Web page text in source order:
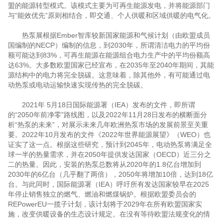
盟的能源转型模式。该模式主要为可再生能源发电，并将能源部门
与“能效优先”原则相结合，即交通、个人供暖和区域供暖的电气化。
热泵展根据Ember智库较新国家能源和气候计划（由欧盟成员
国编制的NECP）编制的信息，到2030年，所谓清洁电力的平均份
额可能达到83%，可再生能源在能源组合电力生产中的平均份额高
达63%。大多数欧盟国家已经宣布，在2035年至2040年期间，其能
源结构中的电力将完全脱碳。这意味着，除其他外，有可能通过电
动热泵或电动运输快速实现传热的完全脱碳。
2021年 5月18日国际能源署（IEA）发布的文件，即所谓
的“2050年前净零”路线图，以及2022年11月28日发布的横断面分
析“热泵的未来”，对展示未来几年欧洲热泵市场的发展前景至关重
要。2022年10月发布的文件《2022年世界能源展望》（WEO）也
证实了这一点。根据这些研究，预计到2045年，电动热泵将满足全
球一半的热量需求，并在2050年提供发达国家（OECD）近三分之
二的热量。因此，安装的热泵总数将从2020年的1.8亿台增加到
2030年的6亿台（几乎翻了两倍），2050年将增加10倍，达到18亿
台。与此同时，国际能源署（IEA）呼吁所有发达国家较早在2025
年停止销售独立的燃气、燃油和燃煤锅炉。根据欧盟委员会的
REPowerEU一揽子计划，该计划将于2029年在所有欧盟国家实
施，改变供暖设备的生态设计规定。在没有等待欧盟法规变化的情